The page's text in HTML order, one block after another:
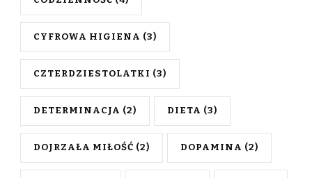
CYFROWA HIGIENA (3)
CZTERDZIESTOLATKI (3)
DETERMINACJA (2) DIETA (3)
DOJRZAŁA MIŁOŚĆ (2) DOPAMINA (2)